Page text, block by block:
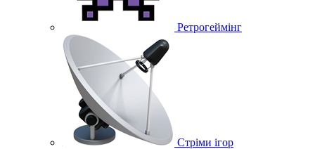
Ретрогеймінг
Стріми ігор